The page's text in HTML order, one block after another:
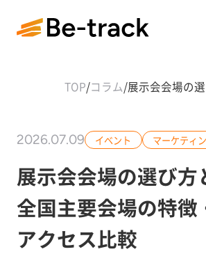
TOP/コラム/展示会会場の
2026.07.09 イベント マーケティ
展示会会場の選び方
全国主要会場の特徴
アクセス比較